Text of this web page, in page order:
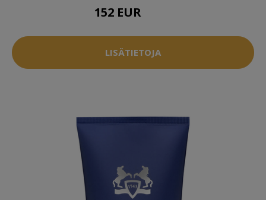
152 EUR
LISÄTIETOJA